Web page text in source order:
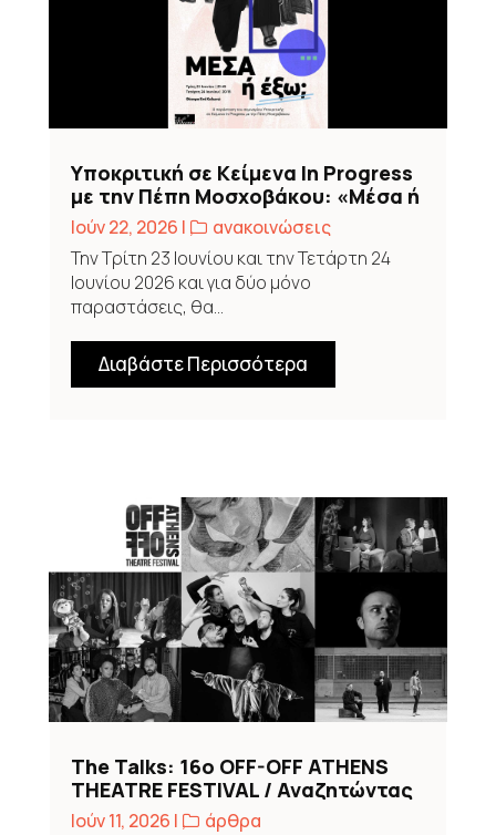
Υποκριτική σε Κείμενα In Progress
με την Πέπη Μοσχοβάκου: «Μέσα ή
έξω;» στο Επί Κολωνώ
Ιούν 22, 2026 | ,
ανακοινώσεις
Την Τρίτη 23 Ιουνίου και την Τετάρτη 24
Ιουνίου 2026 και για δύο μόνο
παραστάσεις, θα...
Διαβάστε Περισσότερα
The Talks: 16o OFF-OFF ATHENS
THEATRE FESTIVAL / Αναζητώντας
τον σπινθήρα
Ιούν 11, 2026 | ,
άρθρα